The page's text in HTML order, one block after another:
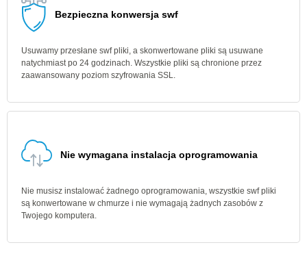
Bezpieczna konwersja swf
Usuwamy przesłane swf pliki, a skonwertowane pliki są usuwane
natychmiast po 24 godzinach. Wszystkie pliki są chronione przez
zaawansowany poziom szyfrowania SSL.
Nie wymagana instalacja oprogramowania
Nie musisz instalować żadnego oprogramowania, wszystkie swf pliki
są konwertowane w chmurze i nie wymagają żadnych zasobów z
Twojego komputera.